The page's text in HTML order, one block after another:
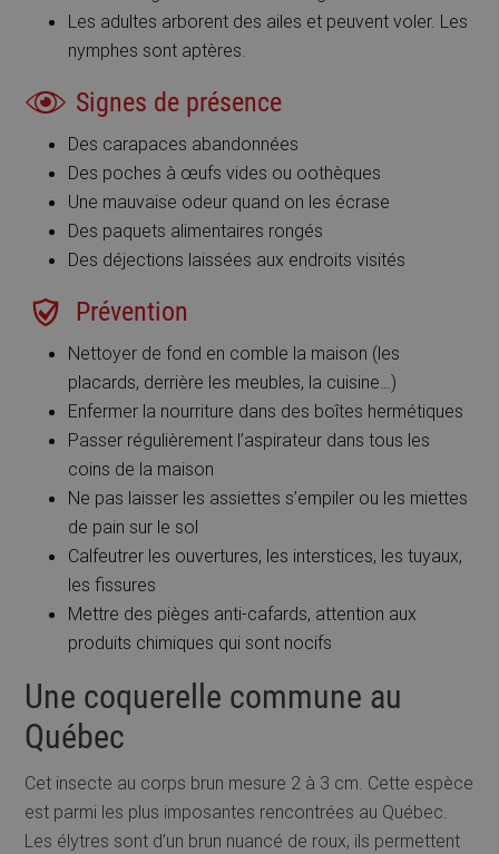
Les adultes arborent des ailes et peuvent voler. Les
nymphes sont aptères.
Signes de présence
Des carapaces abandonnées
Des poches à œufs vides ou oothèques
Une mauvaise odeur quand on les écrase
Des paquets alimentaires rongés
Des déjections laissées aux endroits visités
Prévention
Nettoyer de fond en comble la maison (les
placards, derrière les meubles, la cuisine…)
Enfermer la nourriture dans des boîtes hermétiques
Passer régulièrement l’aspirateur dans tous les
coins de la maison
Ne pas laisser les assiettes s’empiler ou les miettes
de pain sur le sol
Calfeutrer les ouvertures, les interstices, les tuyaux,
les fissures
Mettre des pièges anti-cafards, attention aux
produits chimiques qui sont nocifs
Une coquerelle commune au
Québec
Cet insecte au corps brun mesure 2 à 3 cm. Cette espèce
est parmi les plus imposantes rencontrées au Québec.
Les élytres sont d’un brun nuancé de roux, ils permettent